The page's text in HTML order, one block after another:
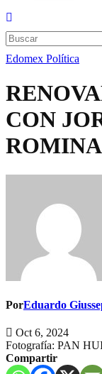
Edomex Política
CON
ROMINA
PorEduardo
Oct 6, 2024
Fotografía: PAN
Compartir